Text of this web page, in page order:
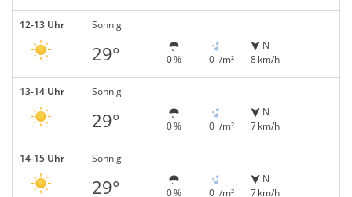
12-13 Uhr Sonnig
29° 0 % 0 l/m²
N
8 km/h
13-14 Uhr Sonnig
29° 0 % 0 l/m²
N
7 km/h
14-15 Uhr Sonnig
29° 0 % 0 l/m²
N
7 km/h